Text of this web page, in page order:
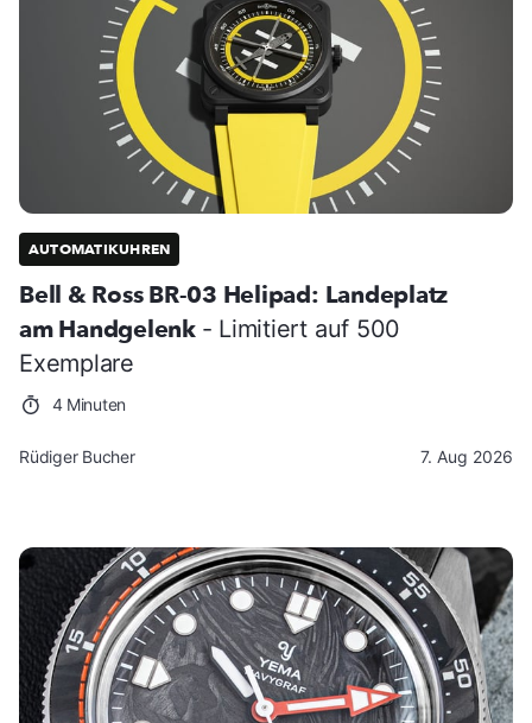
AUTOMATIKUHREN
Bell & Ross BR-03 Helipad: Landeplatz
am Handgelenk - Limitiert auf 500
Exemplare
4 Minuten
Rüdiger Bucher 7. Aug 2026